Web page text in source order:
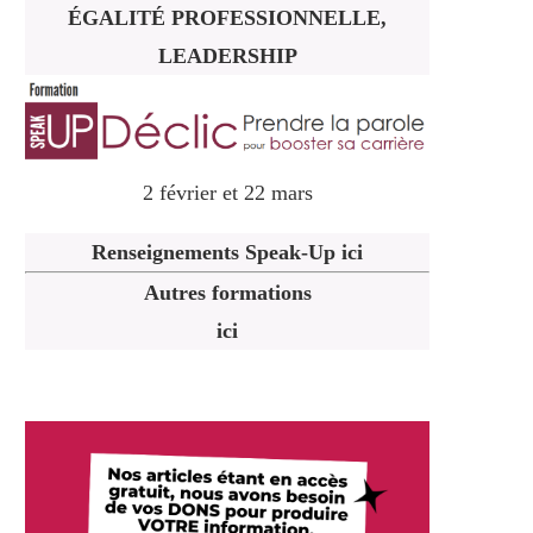
ÉGALITÉ PROFESSIONNELLE,
LEADERSHIP
2 février et 22 mars
Renseignements Speak-Up ici
Autres formations
ici